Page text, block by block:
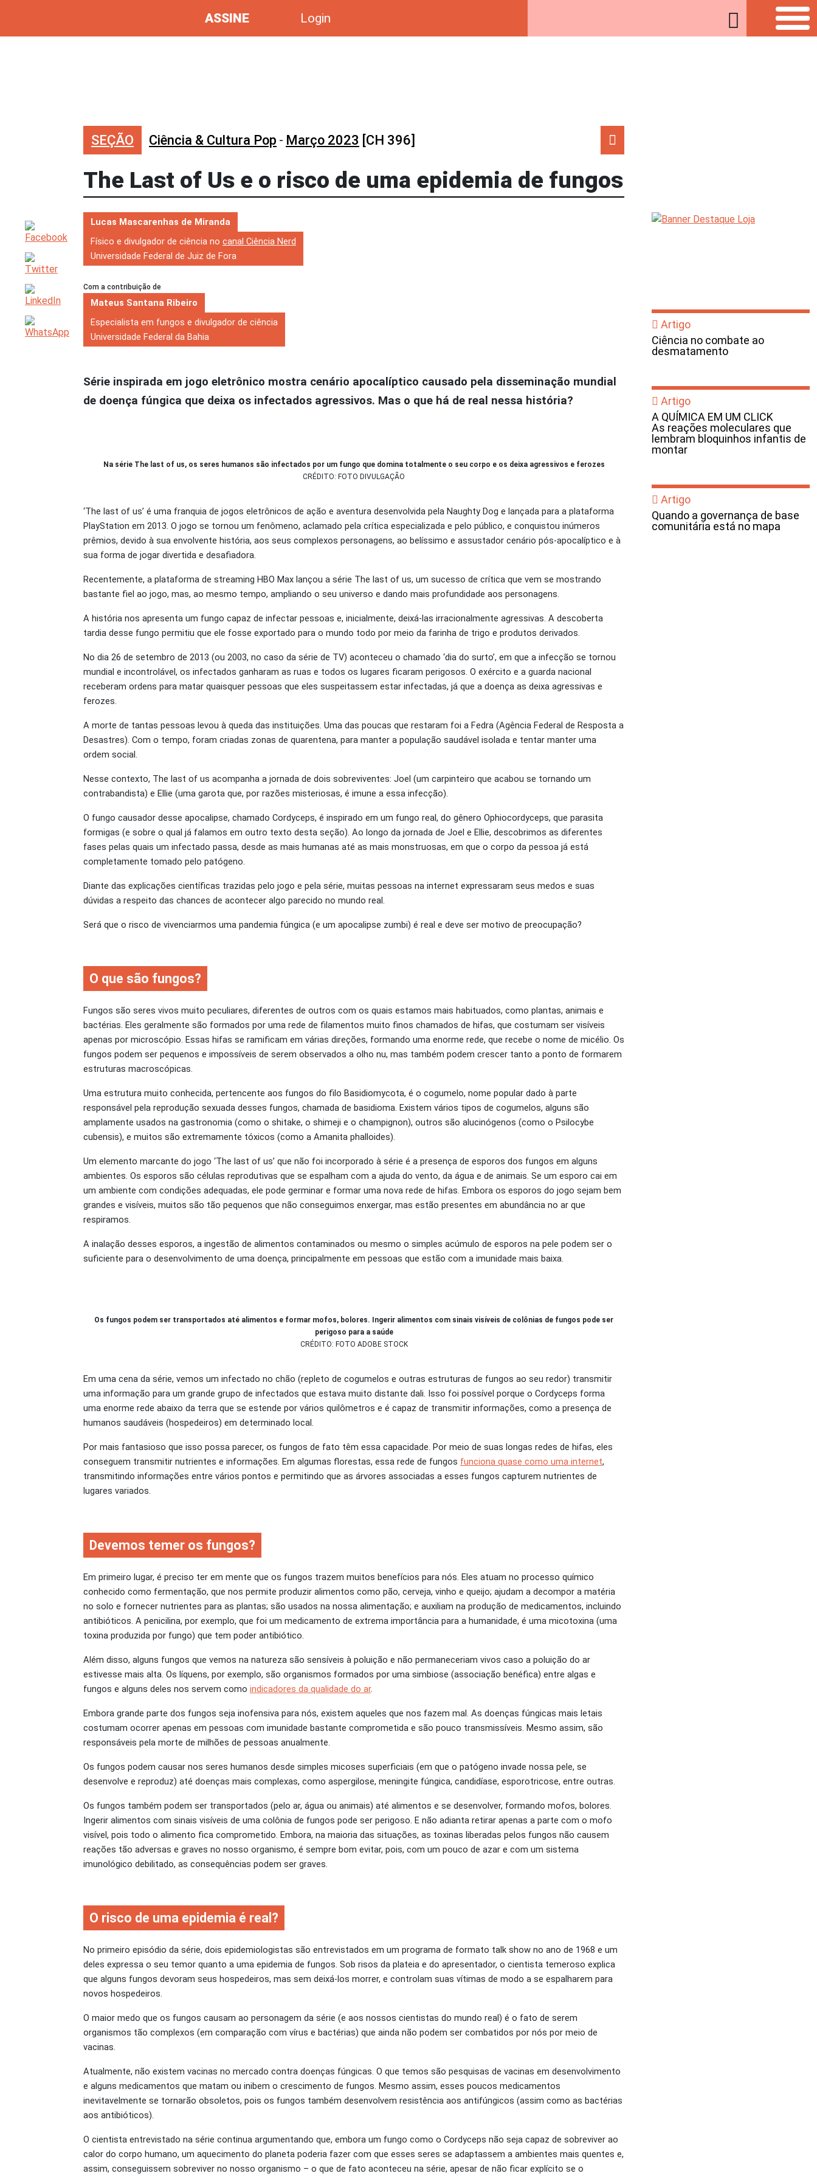
ASSINE Login
SEÇÃO Ciência & Cultura Pop - Março 2023 [CH 396]
The Last of Us e o risco de uma epidemia de fungos
Lucas Mascarenhas de Miranda
Físico e divulgador de ciência no canal Ciência Nerd
Universidade Federal de Juiz de Fora
Com a contribuição de
Mateus Santana Ribeiro
Especialista em fungos e divulgador de ciência
Universidade Federal da Bahia
Série inspirada em jogo eletrônico mostra cenário apocalíptico causado pela disseminação mundial
de doença fúngica que deixa os infectados agressivos. Mas o que há de real nessa história?
Na série The last of us, os seres humanos são infectados por um fungo que domina totalmente o seu corpo e os deixa agressivos e ferozes
CRÉDITO: FOTO DIVULGAÇÃO
‘The last of us’ é uma franquia de jogos eletrônicos de ação e aventura desenvolvida pela Naughty Dog e lançada para a plataforma
PlayStation em 2013. O jogo se tornou um fenômeno, aclamado pela crítica especializada e pelo público, e conquistou inúmeros
prêmios, devido à sua envolvente história, aos seus complexos personagens, ao belíssimo e assustador cenário pós-apocalíptico e à
sua forma de jogar divertida e desafiadora.
Recentemente, a plataforma de streaming HBO Max lançou a série The last of us, um sucesso de crítica que vem se mostrando
bastante fiel ao jogo, mas, ao mesmo tempo, ampliando o seu universo e dando mais profundidade aos personagens.
A história nos apresenta um fungo capaz de infectar pessoas e, inicialmente, deixá-las irracionalmente agressivas. A descoberta
tardia desse fungo permitiu que ele fosse exportado para o mundo todo por meio da farinha de trigo e produtos derivados.
No dia 26 de setembro de 2013 (ou 2003, no caso da série de TV) aconteceu o chamado ‘dia do surto’, em que a infecção se tornou
mundial e incontrolável, os infectados ganharam as ruas e todos os lugares ficaram perigosos. O exército e a guarda nacional
receberam ordens para matar quaisquer pessoas que eles suspeitassem estar infectadas, já que a doença as deixa agressivas e
ferozes.
A morte de tantas pessoas levou à queda das instituições. Uma das poucas que restaram foi a Fedra (Agência Federal de Resposta a
Desastres). Com o tempo, foram criadas zonas de quarentena, para manter a população saudável isolada e tentar manter uma
ordem social.
Nesse contexto, The last of us acompanha a jornada de dois sobreviventes: Joel (um carpinteiro que acabou se tornando um
contrabandista) e Ellie (uma garota que, por razões misteriosas, é imune a essa infecção).
O fungo causador desse apocalipse, chamado Cordyceps, é inspirado em um fungo real, do gênero Ophiocordyceps, que parasita
formigas (e sobre o qual já falamos em outro texto desta seção). Ao longo da jornada de Joel e Ellie, descobrimos as diferentes
fases pelas quais um infectado passa, desde as mais humanas até as mais monstruosas, em que o corpo da pessoa já está
completamente tomado pelo patógeno.
Diante das explicações científicas trazidas pelo jogo e pela série, muitas pessoas na internet expressaram seus medos e suas
dúvidas a respeito das chances de acontecer algo parecido no mundo real.
Será que o risco de vivenciarmos uma pandemia fúngica (e um apocalipse zumbi) é real e deve ser motivo de preocupação?
O que são fungos?
Fungos são seres vivos muito peculiares, diferentes de outros com os quais estamos mais habituados, como plantas, animais e
bactérias. Eles geralmente são formados por uma rede de filamentos muito finos chamados de hifas, que costumam ser visíveis
apenas por microscópio. Essas hifas se ramificam em várias direções, formando uma enorme rede, que recebe o nome de micélio. Os
fungos podem ser pequenos e impossíveis de serem observados a olho nu, mas também podem crescer tanto a ponto de formarem
estruturas macroscópicas.
Uma estrutura muito conhecida, pertencente aos fungos do filo Basidiomycota, é o cogumelo, nome popular dado à parte
responsável pela reprodução sexuada desses fungos, chamada de basidioma. Existem vários tipos de cogumelos, alguns são
amplamente usados na gastronomia (como o shitake, o shimeji e o champignon), outros são alucinógenos (como o Psilocybe
cubensis), e muitos são extremamente tóxicos (como a Amanita phalloides).
Um elemento marcante do jogo ‘The last of us’ que não foi incorporado à série é a presença de esporos dos fungos em alguns
ambientes. Os esporos são células reprodutivas que se espalham com a ajuda do vento, da água e de animais. Se um esporo cai em
um ambiente com condições adequadas, ele pode germinar e formar uma nova rede de hifas. Embora os esporos do jogo sejam bem
grandes e visíveis, muitos são tão pequenos que não conseguimos enxergar, mas estão presentes em abundância no ar que
respiramos.
A inalação desses esporos, a ingestão de alimentos contaminados ou mesmo o simples acúmulo de esporos na pele podem ser o
suficiente para o desenvolvimento de uma doença, principalmente em pessoas que estão com a imunidade mais baixa.
Os fungos podem ser transportados até alimentos e formar mofos, bolores. Ingerir alimentos com sinais visíveis de colônias de fungos pode ser
perigoso para a saúde
CRÉDITO: FOTO ADOBE STOCK
Em uma cena da série, vemos um infectado no chão (repleto de cogumelos e outras estruturas de fungos ao seu redor) transmitir
uma informação para um grande grupo de infectados que estava muito distante dali. Isso foi possível porque o Cordyceps forma
uma enorme rede abaixo da terra que se estende por vários quilômetros e é capaz de transmitir informações, como a presença de
humanos saudáveis (hospedeiros) em determinado local.
Por mais fantasioso que isso possa parecer, os fungos de fato têm essa capacidade. Por meio de suas longas redes de hifas, eles
conseguem transmitir nutrientes e informações. Em algumas florestas, essa rede de fungos funciona quase como uma internet,
transmitindo informações entre vários pontos e permitindo que as árvores associadas a esses fungos capturem nutrientes de
lugares variados.
Devemos temer os fungos?
Em primeiro lugar, é preciso ter em mente que os fungos trazem muitos benefícios para nós. Eles atuam no processo químico
conhecido como fermentação, que nos permite produzir alimentos como pão, cerveja, vinho e queijo; ajudam a decompor a matéria
no solo e fornecer nutrientes para as plantas; são usados na nossa alimentação; e auxiliam na produção de medicamentos, incluindo
antibióticos. A penicilina, por exemplo, que foi um medicamento de extrema importância para a humanidade, é uma micotoxina (uma
toxina produzida por fungo) que tem poder antibiótico.
Além disso, alguns fungos que vemos na natureza são sensíveis à poluição e não permaneceriam vivos caso a poluição do ar
estivesse mais alta. Os líquens, por exemplo, são organismos formados por uma simbiose (associação benéfica) entre algas e
fungos e alguns deles nos servem como indicadores da qualidade do ar.
Embora grande parte dos fungos seja inofensiva para nós, existem aqueles que nos fazem mal. As doenças fúngicas mais letais
costumam ocorrer apenas em pessoas com imunidade bastante comprometida e são pouco transmissíveis. Mesmo assim, são
responsáveis pela morte de milhões de pessoas anualmente.
Os fungos podem causar nos seres humanos desde simples micoses superficiais (em que o patógeno invade nossa pele, se
desenvolve e reproduz) até doenças mais complexas, como aspergilose, meningite fúngica, candidíase, esporotricose, entre outras.
Os fungos também podem ser transportados (pelo ar, água ou animais) até alimentos e se desenvolver, formando mofos, bolores.
Ingerir alimentos com sinais visíveis de uma colônia de fungos pode ser perigoso. E não adianta retirar apenas a parte com o mofo
visível, pois todo o alimento fica comprometido. Embora, na maioria das situações, as toxinas liberadas pelos fungos não causem
reações tão adversas e graves no nosso organismo, é sempre bom evitar, pois, com um pouco de azar e com um sistema
imunológico debilitado, as consequências podem ser graves.
O risco de uma epidemia é real?
No primeiro episódio da série, dois epidemiologistas são entrevistados em um programa de formato talk show no ano de 1968 e um
deles expressa o seu temor quanto a uma epidemia de fungos. Sob risos da plateia e do apresentador, o cientista temeroso explica
que alguns fungos devoram seus hospedeiros, mas sem deixá-los morrer, e controlam suas vítimas de modo a se espalharem para
novos hospedeiros.
O maior medo que os fungos causam ao personagem da série (e aos nossos cientistas do mundo real) é o fato de serem
organismos tão complexos (em comparação com vírus e bactérias) que ainda não podem ser combatidos por nós por meio de
vacinas.
Atualmente, não existem vacinas no mercado contra doenças fúngicas. O que temos são pesquisas de vacinas em desenvolvimento
e alguns medicamentos que matam ou inibem o crescimento de fungos. Mesmo assim, esses poucos medicamentos
inevitavelmente se tornarão obsoletos, pois os fungos também desenvolvem resistência aos antifúngicos (assim como as bactérias
aos antibióticos).
O cientista entrevistado na série continua argumentando que, embora um fungo como o Cordyceps não seja capaz de sobreviver ao
calor do corpo humano, um aquecimento do planeta poderia fazer com que esses seres se adaptassem a ambientes mais quentes e,
assim, conseguissem sobreviver no nosso organismo – o que de fato aconteceu na série, apesar de não ficar explícito se o
Artigo
Ciência no combate ao
desmatamento
Artigo
A QUÍMICA EM UM CLICK
As reações moleculares que
lembram bloquinhos infantis de
montar
Artigo
Quando a governança de base
comunitária está no mapa